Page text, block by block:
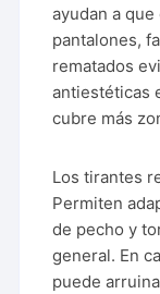
ayudan a
pantalones,
rematados
antiestéticas
cubre más
Los tirantes
Permiten
de pecho y
general. En
puede